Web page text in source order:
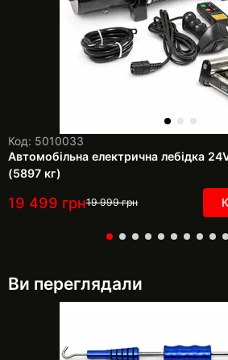
Код: 5010033
Автомобільна електрична лебідка
(5897 кг)
19 499 грн19 999грн
Ви переглядали